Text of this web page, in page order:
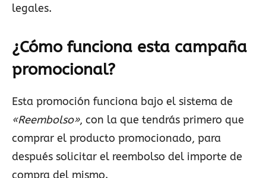
legales.
¿Cómo funciona esta campaña
promocional?
Esta promoción funciona bajo el sistema de
«Reembolso», con la que tendrás primero que
comprar el producto promocionado, para
después solicitar el reembolso del importe de
compra del mismo.